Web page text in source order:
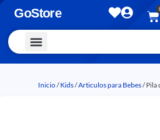
GoStore
Inicio/Kids/Articulos para Bebes/ Pila